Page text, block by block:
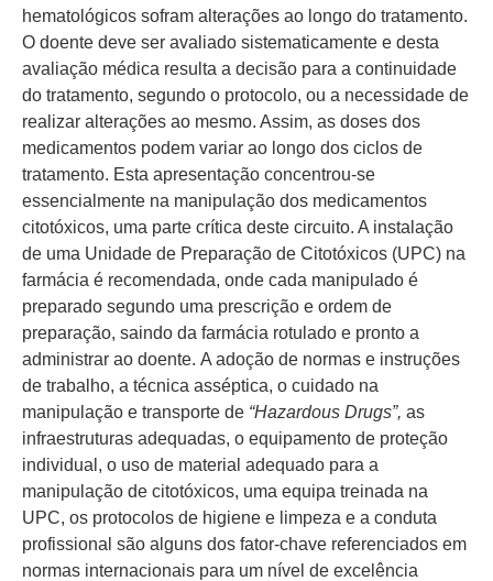
hematológicos sofram alterações ao longo do tratamento.
O doente deve ser avaliado sistematicamente e desta
avaliação médica resulta a decisão para a continuidade
do tratamento, segundo o protocolo, ou a necessidade de
realizar alterações ao mesmo. Assim, as doses dos
medicamentos podem variar ao longo dos ciclos de
tratamento. Esta apresentação concentrou-se
essencialmente na manipulação dos medicamentos
citotóxicos, uma parte crítica deste circuito. A instalação
de uma Unidade de Preparação de Citotóxicos (UPC) na
farmácia é recomendada, onde cada manipulado é
preparado segundo uma prescrição e ordem de
preparação, saindo da farmácia rotulado e pronto a
administrar ao doente. A adoção de normas e instruções
de trabalho, a técnica asséptica, o cuidado na
manipulação e transporte de “Hazardous Drugs”, as
infraestruturas adequadas, o equipamento de proteção
individual, o uso de material adequado para a
manipulação de citotóxicos, uma equipa treinada na
UPC, os protocolos de higiene e limpeza e a conduta
profissional são alguns dos fator-chave referenciados em
normas internacionais para um nível de excelência